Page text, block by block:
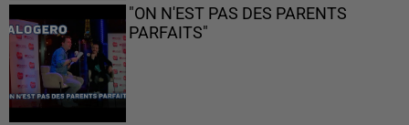
"ON N'EST PAS DES PARENTS
PARFAITS"